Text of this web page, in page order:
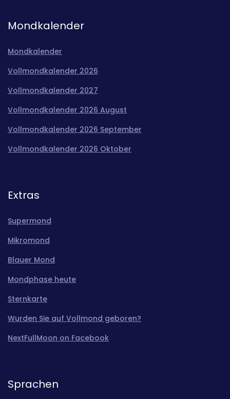
Mondkalender
Mondkalender
Vollmondkalender 2026
Vollmondkalender 2027
Vollmondkalender 2026 August
Vollmondkalender 2026 September
Vollmondkalender 2026 Oktober
Extras
Supermond
Mikromond
Blauer Mond
Mondphase heute
Sternkarte
Wurden Sie auf Vollmond geboren?
NextFullMoon on Facebook
Sprachen